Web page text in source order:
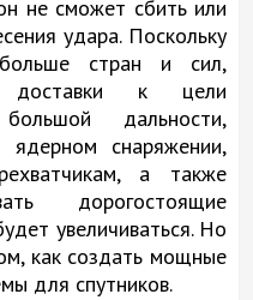
не сможет сбить или
удара. Поскольку
стран и сил,
доставки к цели
дальности,
снаряжении,
а также
дорогостоящие
увеличиваться. Но
как создать мощные
для спутников.